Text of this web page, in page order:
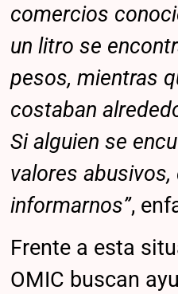
comercios
un litro se
pesos, mientras
costaban
Si alguien se
valores abusivos,
informarnos”,
Frente a esta
OMIC buscan